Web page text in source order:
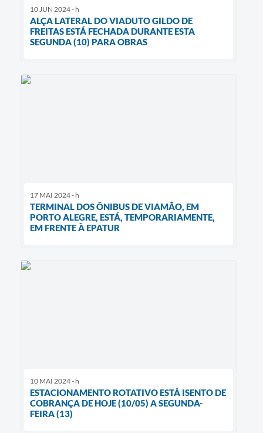
10 JUN 2024 - h
ALÇA LATERAL DO VIADUTO GILDO DE
FREITAS ESTÁ FECHADA DURANTE ESTA
SEGUNDA (10) PARA OBRAS
17 MAI 2024 - h
TERMINAL DOS ÔNIBUS DE VIAMÃO, EM
PORTO ALEGRE, ESTÁ, TEMPORARIAMENTE,
EM FRENTE À EPATUR
10 MAI 2024 - h
ESTACIONAMENTO ROTATIVO ESTÁ ISENTO DE
COBRANÇA DE HOJE (10/05) A SEGUNDA-
FEIRA (13)